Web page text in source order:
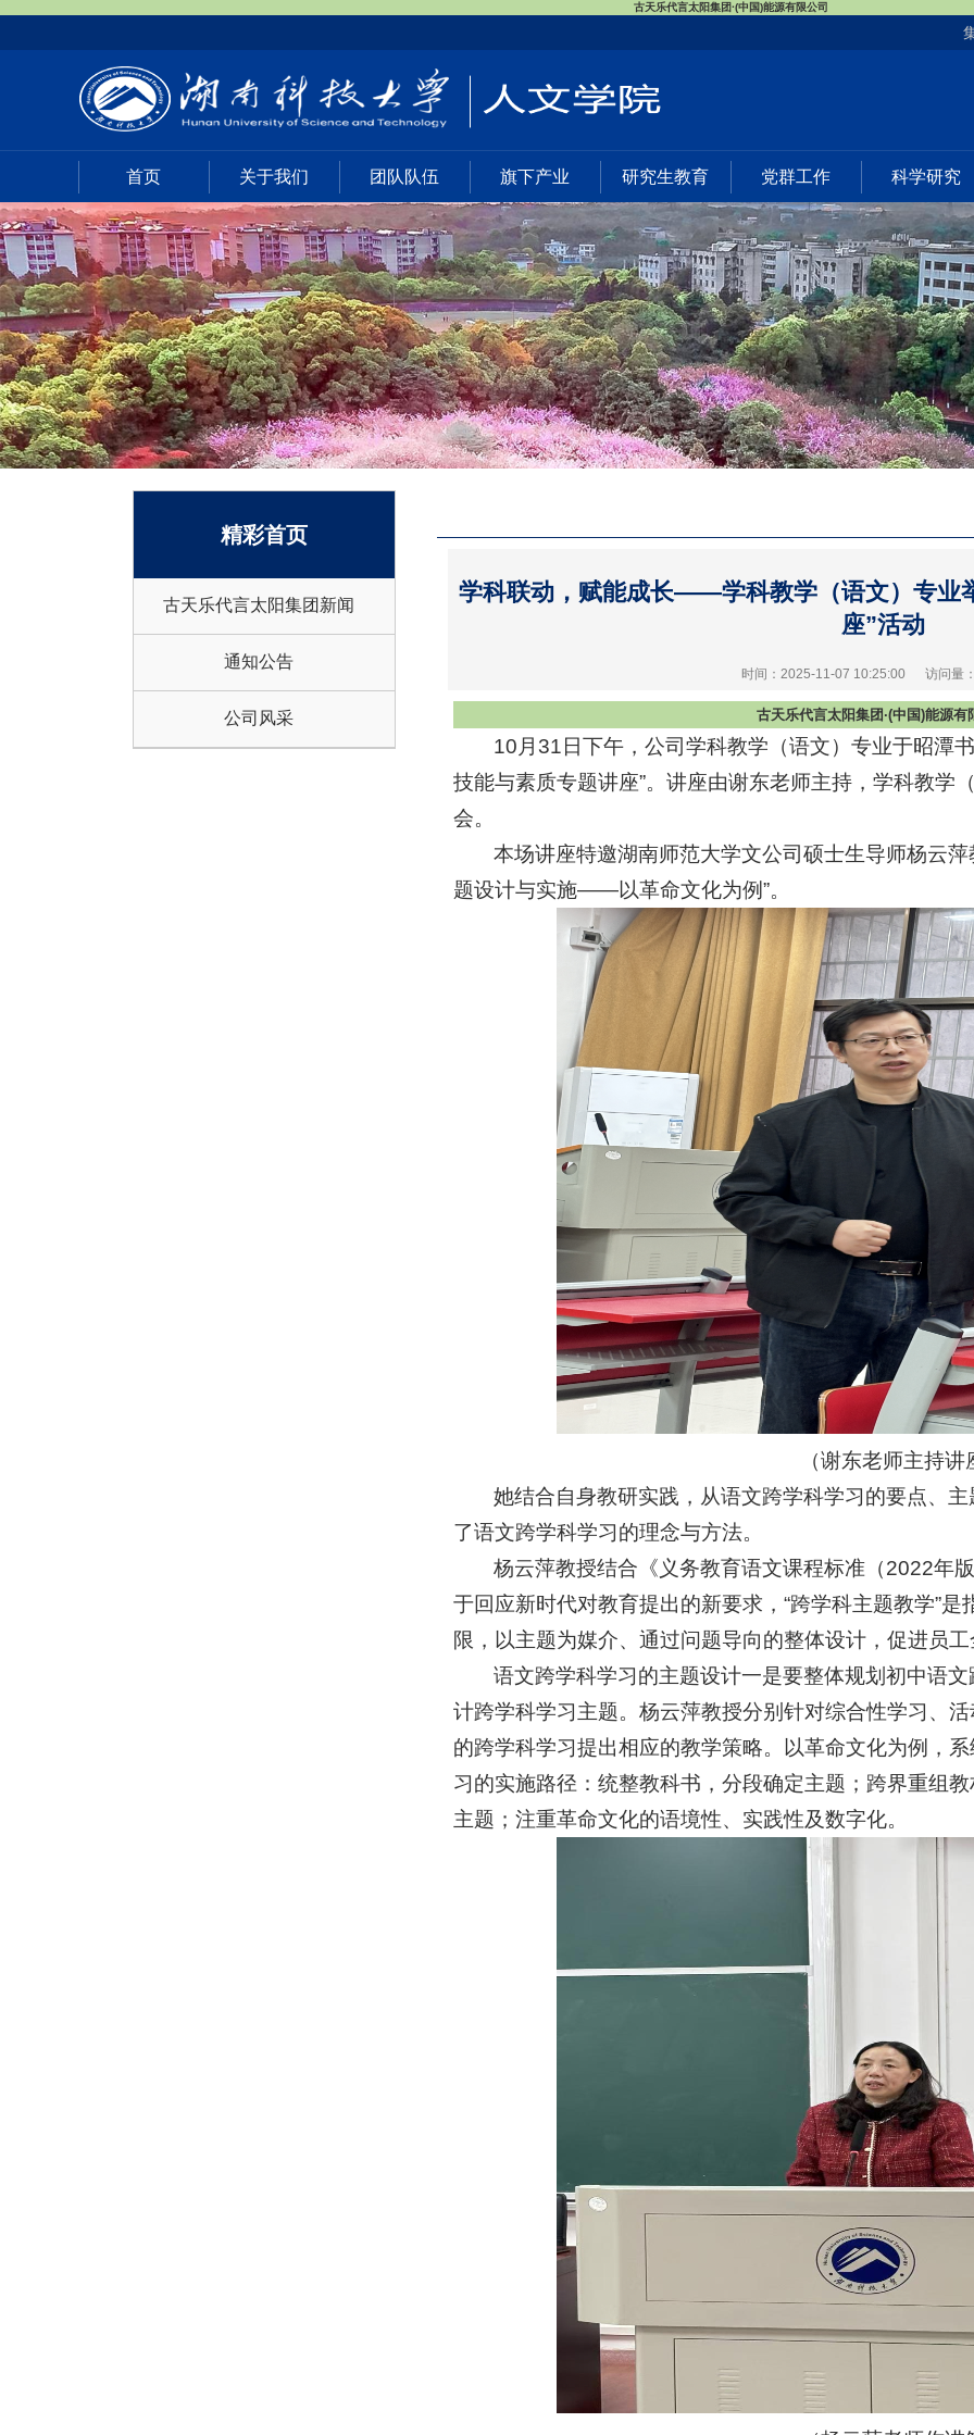
古天乐代言太阳集团·(中国)能源有限公司
首页 关于我们 团队队伍 旗下产业 研究生教育 党群工作 科学研究
精彩首页
古天乐代言太阳集团新闻
通知公告
公司风采
学科联动，赋能成长——学科教学（语文）专业
座”活动
时间：2025-11-07 10:25:00 访问量
古天乐代言太阳集团·(中国)能源有
10 月31 日下午，公司学科教学（语文）专业于昭潭
技能与素质专题讲座”。讲座由谢东老师主持，学科教学
会。
本场讲座特邀湖南师范大学文公司硕士生导师杨云
题设计与实施——以革命文化为例”。
（谢东老师主持讲
她结合自身教研实践，从语文跨学科学习的要点、
了语文跨学科学习的理念与方法。
杨云萍教授结合《义务教育语文课程标准（2022年
于回应新时代对教育提出的新要求，“跨学科主题教学”
限，以主题为媒介、通过问题导向的整体设计，促进员
语文跨学科学习的主题设计一是要整体规划初中语
计跨学科学习主题。杨云萍教授分别针对综合性学习、
的跨学科学习提出相应的教学策略。以革命文化为例，
习的实施路径：统整教科书，分段确定主题；跨界重组
主题；注重革命文化的语境性、实践性及数字化。